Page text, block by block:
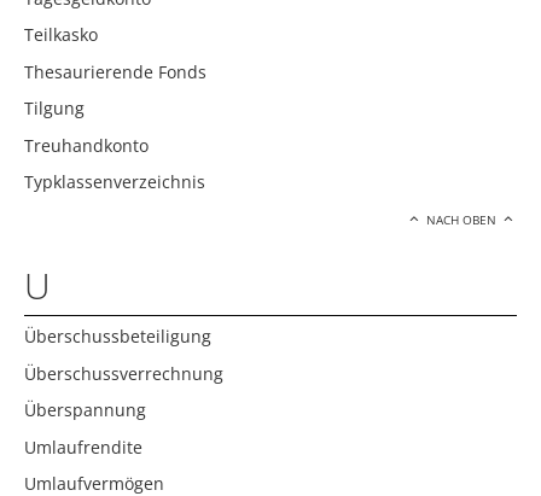
Teilkasko
Thesaurierende Fonds
Tilgung
Treuhandkonto
Typklassenverzeichnis
NACH OBEN
U
Überschussbeteiligung
Überschussverrechnung
Überspannung
Umlaufrendite
Umlaufvermögen